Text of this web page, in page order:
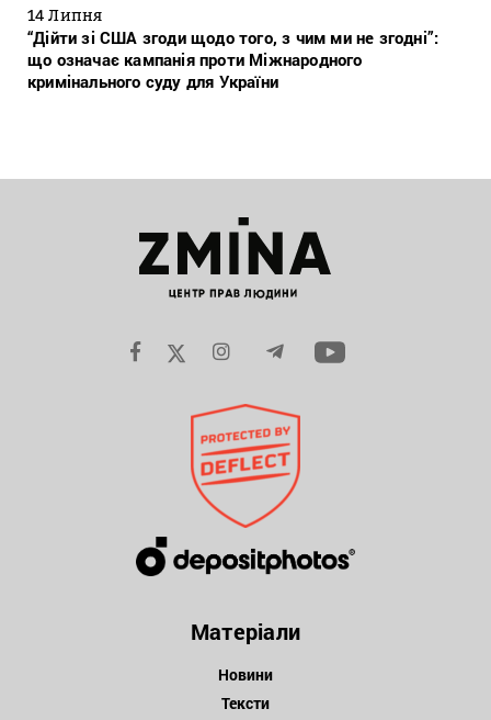
14 Липня
“Дійти зі США згоди щодо того, з чим ми не згодні”:
що означає кампанія проти Міжнародного
кримінального суду для України
Матеріали
Новини
Тексти